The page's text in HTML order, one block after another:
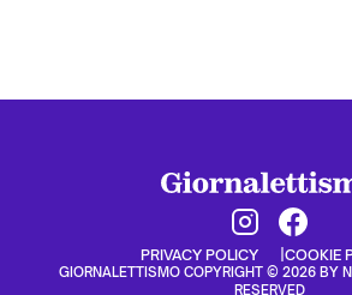
PRIVACY POLICY COOKIE
GIORNALETTISMO COPYRIGHT © 2026 BY
RESERVED